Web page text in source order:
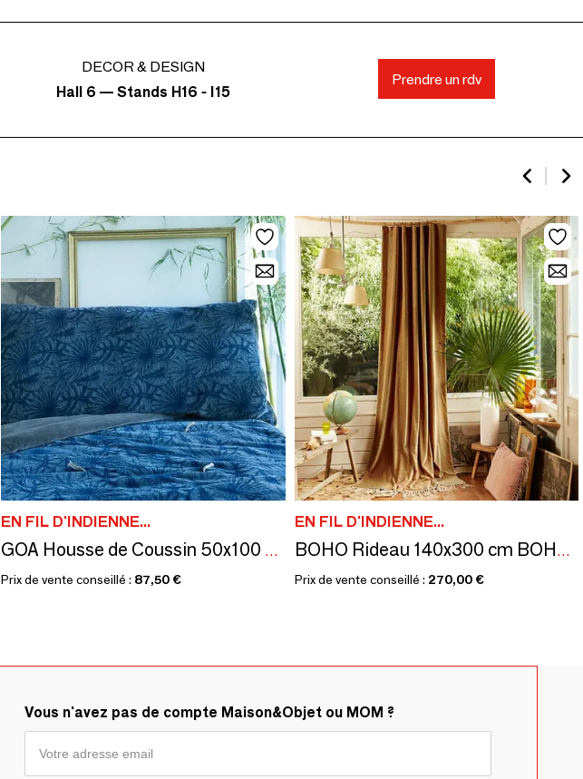
DECOR & DESIGN
Hall 6 — Stands H16 - I15
Prendre un rdv
EN FIL D'INDIENNE...
GOA Housse de Coussin 50x100 cm PLOMB
Prix de vente conseillé : 87,50 €
EN FIL D'INDIENNE...
BOHO Rideau 140x300 cm BOHO TAUPE
Prix de vente conseillé : 270,00 €
Vous n'avez pas de compte Maison&Objet ou MOM ?